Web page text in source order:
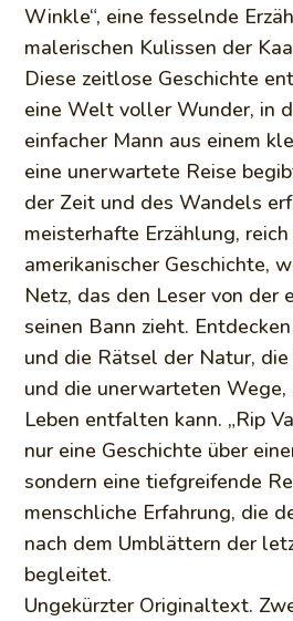
Winkle“, eine fesselnde
malerischen Kulissen der
Diese zeitlose Geschichte
eine Welt voller Wunder, in
einfacher Mann aus einem
eine unerwartete Reise
der Zeit und des Wandels
meisterhafte Erzählung,
amerikanischer Geschichte,
Netz, das den Leser von der
seinen Bann zieht.
und die Rätsel der Natur,
und die unerwarteten Wege,
Leben entfalten kann. „Rip
nur eine Geschichte über
sondern eine tiefgreifende
menschliche Erfahrung, die
nach dem Umblättern der
begleitet.
Ungekürzter Originaltext.